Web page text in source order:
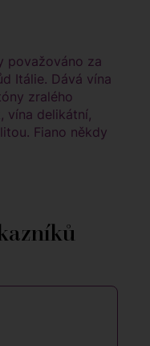
považováno za
Itálie. Dává vína
zralého
vína delikátní,
Fiano někdy